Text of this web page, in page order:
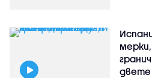
двете